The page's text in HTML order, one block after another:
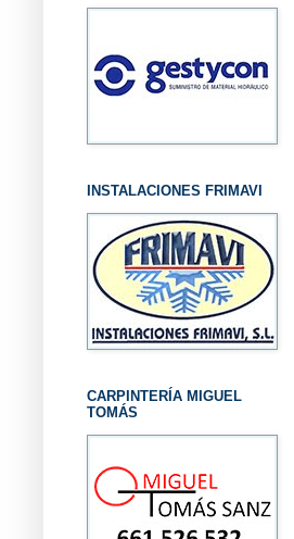
INSTALACIONES FRIMAVI
CARPINTERÍA MIGUEL
TOMÁS